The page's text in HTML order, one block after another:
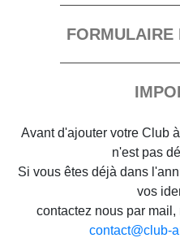
FORMULAIRE
Avant d'ajouter votre Club
n'est pas
Si vous êtes déjà dans
vos
contactez nous par
contact@club-